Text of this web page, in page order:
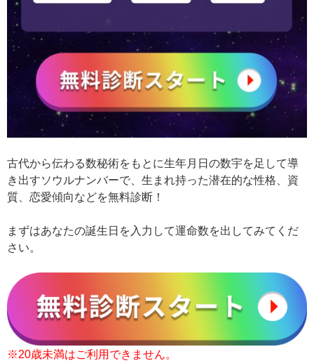
古代から伝わる数秘術をもとに生年月日の数宇を足して導
き出すソウルナンバーで、生まれ持った潜在的な性格、資
質、恋愛傾向などを無料診断！
まずはあなたの誕生日を入力して運命数を出してみてくだ
さい。
※20歳未満はご利用できません。